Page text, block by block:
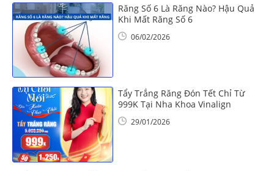
Răng Số 6 Là Răng Nào? Hậu Quả
Khi Mất Răng Số 6
06/02/2026
Tẩy Trắng Răng Đón Tết Chỉ Từ
999K Tại Nha Khoa Vinalign
29/01/2026